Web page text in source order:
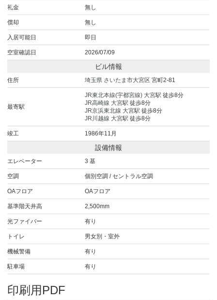
礼金 無し
償却 無し
入居可能日 即日
空室確認日 2026/07/09
ビル情報
住所 埼玉県 さいたま市大宮区 宮町2-81
最寄駅
JR東北本線(宇都宮線) 大宮駅 徒歩8分
JR高崎線 大宮駅 徒歩8分
JR京浜東北線 大宮駅 徒歩8分
JR川越線 大宮駅 徒歩8分
竣工 1986年11月
設備情報
エレベーター 3 基
空調 個別空調 / セントラル空調
OAフロア OAフロア
基準階天井高 2,500mm
光ファイバー 有り
トイレ 男女別・室外
機械警備 有り
駐車場 有り
印刷用PDF